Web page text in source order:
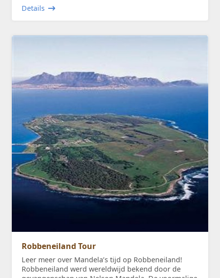
Details
Robbeneiland Tour
Leer meer over Mandela’s tijd op Robbeneiland!
Robbeneiland werd wereldwijd bekend door de